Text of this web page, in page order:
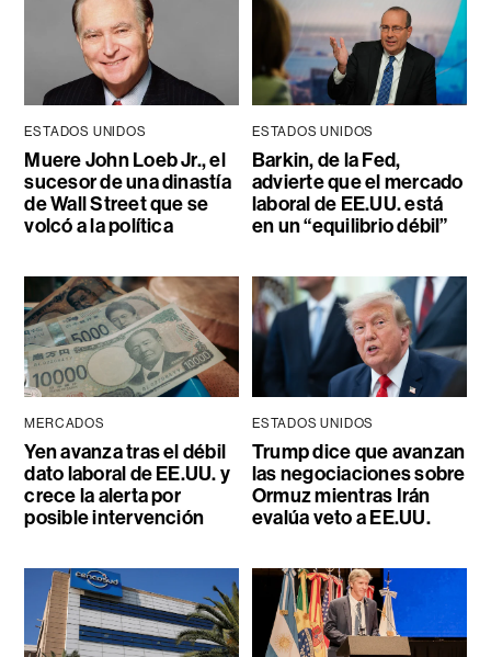
ESTADOS UNIDOS
Muere John Loeb Jr., el
sucesor de una dinastía
de Wall Street que se
volcó a la política
ESTADOS UNIDOS
Barkin, de la Fed,
advierte que el mercado
laboral de EE.UU. está
en un “equilibrio débil”
MERCADOS
Yen avanza tras el débil
dato laboral de EE.UU. y
crece la alerta por
posible intervención
ESTADOS UNIDOS
Trump dice que avanzan
las negociaciones sobre
Ormuz mientras Irán
evalúa veto a EE.UU.